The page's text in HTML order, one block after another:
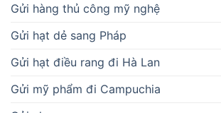
Gửi hàng thủ công mỹ nghệ
Gửi hạt dẻ sang Pháp
Gửi hạt điều rang đi Hà Lan
Gửi mỹ phẩm đi Campuchia